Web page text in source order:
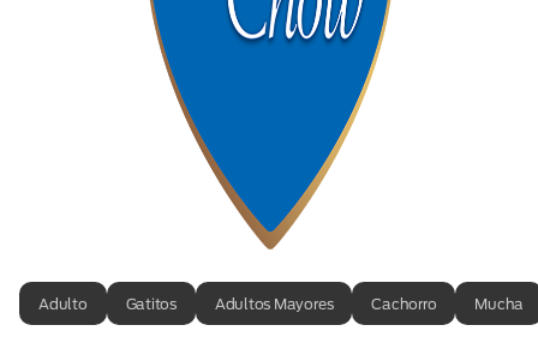
Adulto Gatitos Adultos Mayores Cachorro Mucha